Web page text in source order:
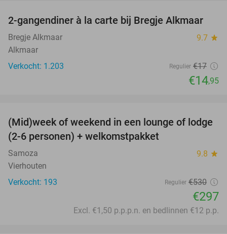
12%
2-gangendiner à la carte bij Bregje Alkmaar
Bregje Alkmaar 9.7 star
Alkmaar
Verkocht: 1.203
Regulier €17
€14,95
44%
(Mid)week of weekend in een lounge of lodge
(2-6 personen) + welkomstpakket
Samoza 9.8 star
Vierhouten
Verkocht: 193
Regulier €530
€297
Excl. €1,50 p.p.p.n. en bedlinnen €12 p.p.